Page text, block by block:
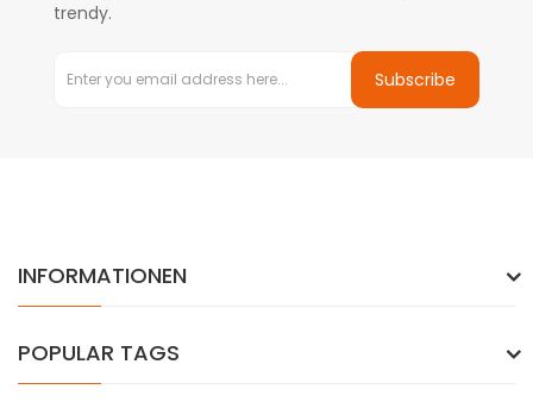
trendy.
Subscribe
INFORMATIONEN
POPULAR TAGS